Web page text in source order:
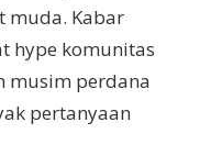
muda. Kabar
hype komunitas
musim perdana
pertanyaan